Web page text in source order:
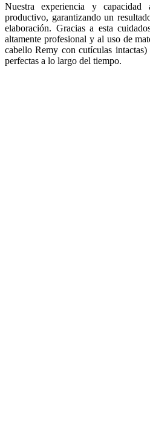
Nuestra experiencia y capacidad
productivo, garantizando un
elaboración. Gracias a esta
altamente profesional y al uso de
cabello Remy con cutículas intactas)
perfectas a lo largo del tiempo.